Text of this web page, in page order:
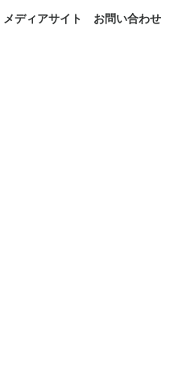
メディアサイト お問い合わせ